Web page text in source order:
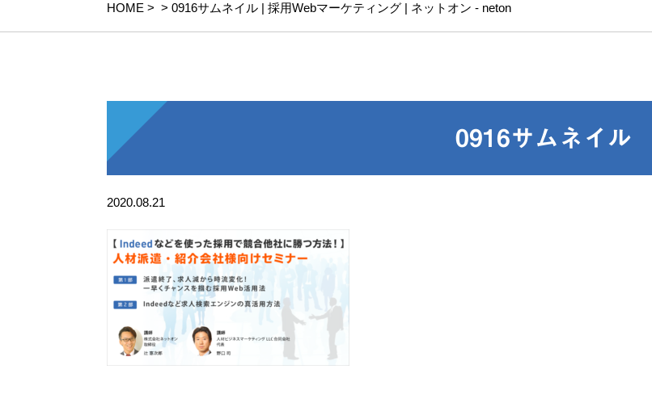
HOME > > 0916サムネイル | 採用Webマーケティング | ネットオン - neton
0916サムネイル
2020.08.21